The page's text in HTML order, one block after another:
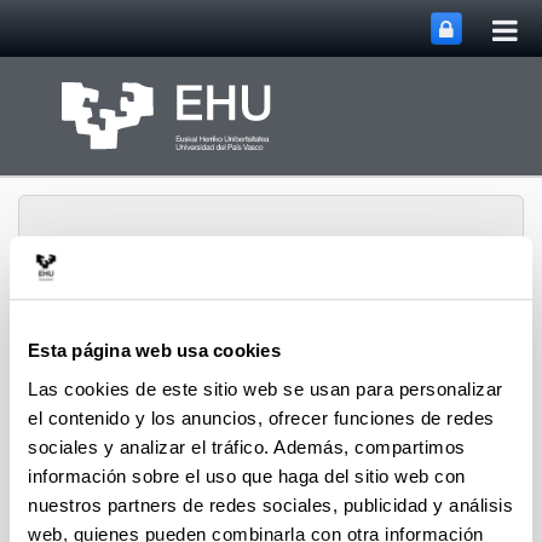
Esta página web usa cookies
Las cookies de este sitio web se usan para personalizar
el contenido y los anuncios, ofrecer funciones de redes
sociales y analizar el tráfico. Además, compartimos
información sobre el uso que haga del sitio web con
nuestros partners de redes sociales, publicidad y análisis
web, quienes pueden combinarla con otra información
Your Library in English (resources
and services)